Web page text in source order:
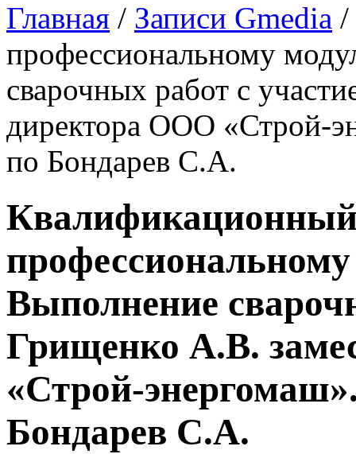
Главная / Записи Gmedia /
профессиональному
сварочных работ с
директора ООО «Строй-
по Бондарев С.А.
Квалификационный
Выполнение
Грищенко А.В.
«Строй-
Бондарев С.А.